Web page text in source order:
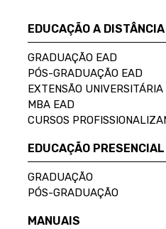
EDUCAÇÃO A DISTÂNCIA
GRADUAÇÃO EAD
PÓS-GRADUAÇÃO EAD
EXTENSÃO UNIVERSITÁRIA
MBA EAD
CURSOS
EDUCAÇÃO
GRADUAÇÃO
PÓS-GRADUAÇÃO
MANUAIS